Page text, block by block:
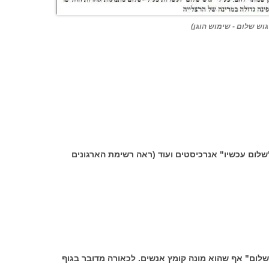
שלום - שימוש הוגן)
עכשיו" אנרכיסטים ועוד (ראה רשימת הארגונים
אף שהוא מונה קומץ אנשים. לכאורה מדובר בגוף